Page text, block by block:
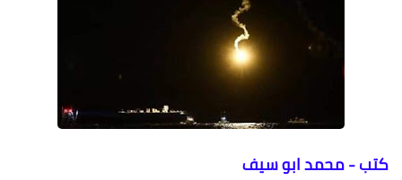
كتب - محمد ابو سيف